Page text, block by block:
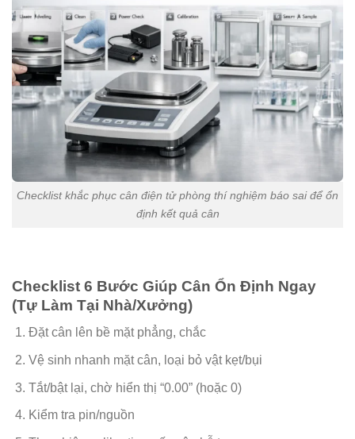
Checklist khắc phục cân điện tử phòng thí nghiệm báo sai để ổn
định kết quả cân
Checklist 6 Bước Giúp Cân Ổn Định Ngay
(Tự Làm Tại Nhà/Xưởng)
Đặt cân lên bề mặt phẳng, chắc
Vệ sinh nhanh mặt cân, loại bỏ vật kẹt/bụi
Tắt/bật lại, chờ hiển thị “0.00” (hoặc 0)
Kiểm tra pin/nguồn